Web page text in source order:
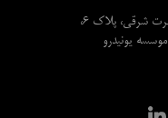
آدرس: تهران، خیابان کارگر شمالی،خیابان نصرت شرقی، پلاک 6،
یونیدرو